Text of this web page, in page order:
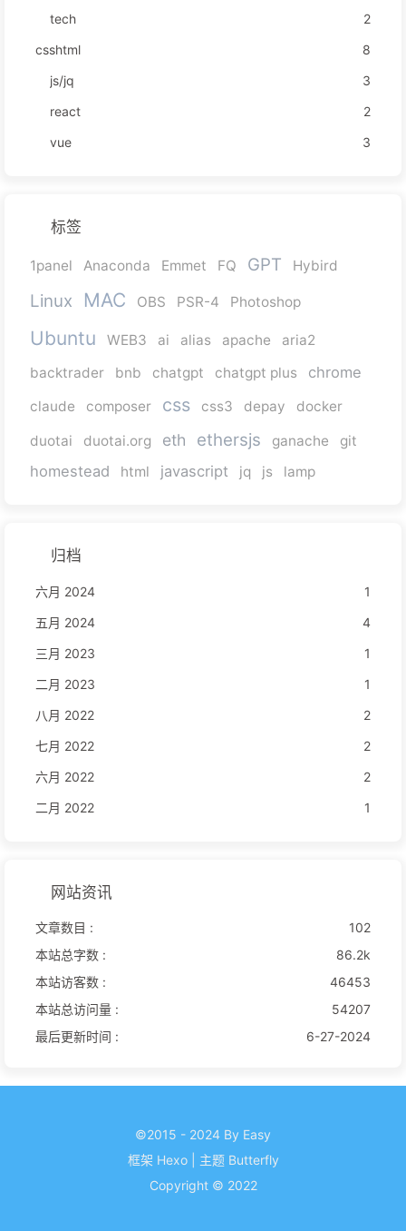
tech
2
csshtml
8
js/jq
3
react
2
vue
3
标签
1panel Anaconda Emmet FQ GPT Hybird
Linux MAC OBS PSR-4 Photoshop
Ubuntu WEB3 ai alias apache
aria2
backtrader
bnb chatgpt chatgpt plus chrome
claude composer css css3 depay
docker
duotai
duotai.org eth ethersjs ganache git
homestead html javascript jq js lamp
归档
六月 2024
1
五月 2024
4
三月 2023
1
二月 2023
1
八月 2022
2
七月 2022
2
六月 2022
2
二月 2022
1
网站资讯
文章数目 :
102
本站总字数 :
86.2k
本站访客数 :
46453
本站总访问量 :
54207
最后更新时间 :
6-27-2024
©2015 - 2024 By Easy
框架 Hexo 主题 Butterfly
Copyright © 2022